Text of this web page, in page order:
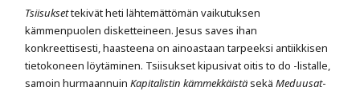
Tsiisuksettekivät heti lähtemättömän vaikutuksen
kämmenpuolen disketteineen. Jesus saves ihan
konkreettisesti, haasteena on ainoastaan tarpeeksi antiikkisen
tietokoneen löytäminen. Tsiisukset kipusivat oitis to do -listalle,
samoin hurmaannuinKapitalistin kämmekkäistäsekäMeduusat-